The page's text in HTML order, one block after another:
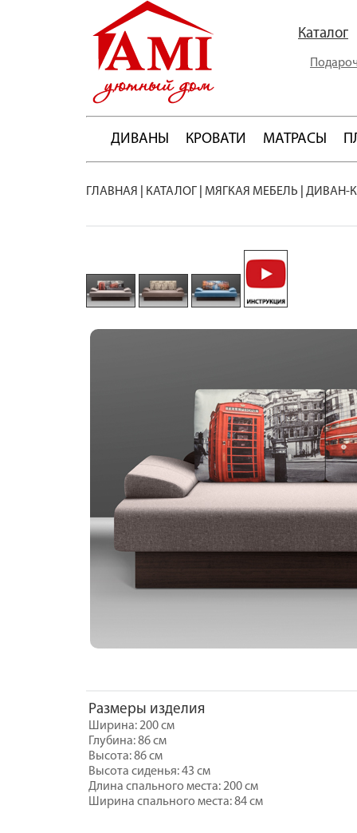
Каталог
ДИВАНЫ КРОВАТИ МАТРАСЫ
ГЛАВНАЯ КАТАЛОГ МЯГКАЯ МЕБЕЛЬ ДИВАН-
Размеры изделия
Ширина: 200 см
Глубина: 86 см
Высота: 86 см
Высота сиденья: 43 см
Длина спального места: 200 см
Ширина спального места: 84 см